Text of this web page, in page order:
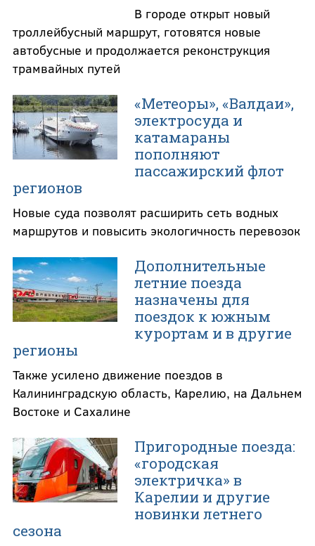
В городе открыт новый
троллейбусный маршрут, готовятся новые
автобусные и продолжается реконструкция
трамвайных путей
«Метеоры», «Валдаи»,
электросуда и
катамараны
пополняют
пассажирский флот
регионов
Новые суда позволят расширить сеть водных
маршрутов и повысить экологичность перевозок
Дополнительные
летние поезда
назначены для
поездок к южным
курортам и в другие
регионы
Также усилено движение поездов в
Калининградскую область, Карелию, на Дальнем
Востоке и Сахалине
Пригородные поезда:
«городская
электричка» в
Карелии и другие
новинки летнего
сезона